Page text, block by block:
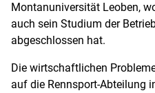
Montanuniversität Leoben,
auch sein Studium der
abgeschlossen hat.
Die wirtschaftlichen
auf die Rennsport-Abteilung